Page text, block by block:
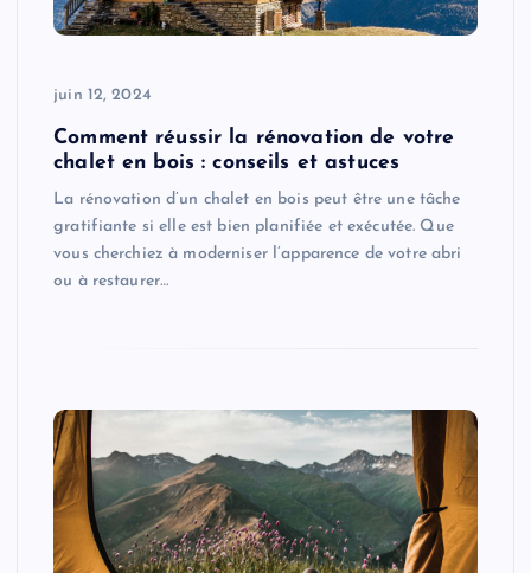
juin 12, 2024
Comment réussir la rénovation de votre
chalet en bois : conseils et astuces
La rénovation d’un chalet en bois peut être une tâche
gratifiante si elle est bien planifiée et exécutée. Que
vous cherchiez à moderniser l’apparence de votre abri
ou à restaurer…